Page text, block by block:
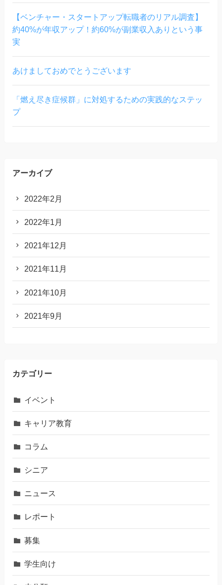
【ベンチャー・スタートアップ転職者のリアル調査】
約40%が年収アップ！約60%が副業収入ありという事
実
あけましておめでとうございます
「燃え尽き症候群」に対処するための実践的なステッ
プ
アーカイブ
2022年2月
2022年1月
2021年12月
2021年11月
2021年10月
2021年9月
カテゴリー
イベント
キャリア教育
コラム
シニア
ニュース
レポート
募集
学生向け